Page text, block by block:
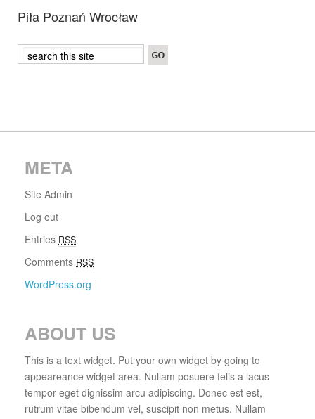
Piła Poznań Wrocław
META
Site Admin
Log out
Entries RSS
Comments RSS
WordPress.org
ABOUT US
This is a text widget. Put your own widget by going to
appeareance widget area. Nullam posuere felis a lacus
tempor eget dignissim arcu adipiscing. Donec est est,
rutrum vitae bibendum vel, suscipit non metus. Nullam